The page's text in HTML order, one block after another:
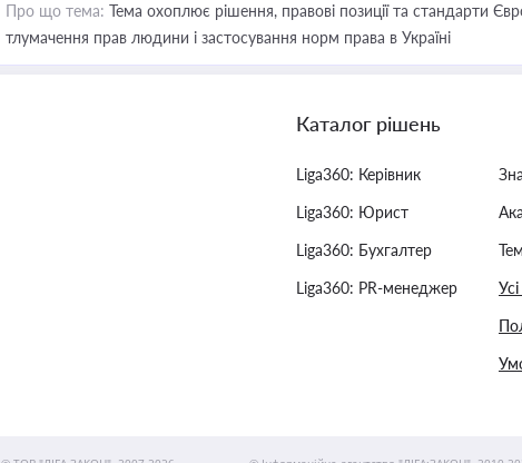
Про що тема: Тема охоплює рішення, правові позиції та стандарти
тлумачення прав людини і застосування норм права в Україні
Каталог рішень
Liga360: Керівник
Liga360: Юрист
Liga360: Бухгалтер
Liga360: PR-менеджер